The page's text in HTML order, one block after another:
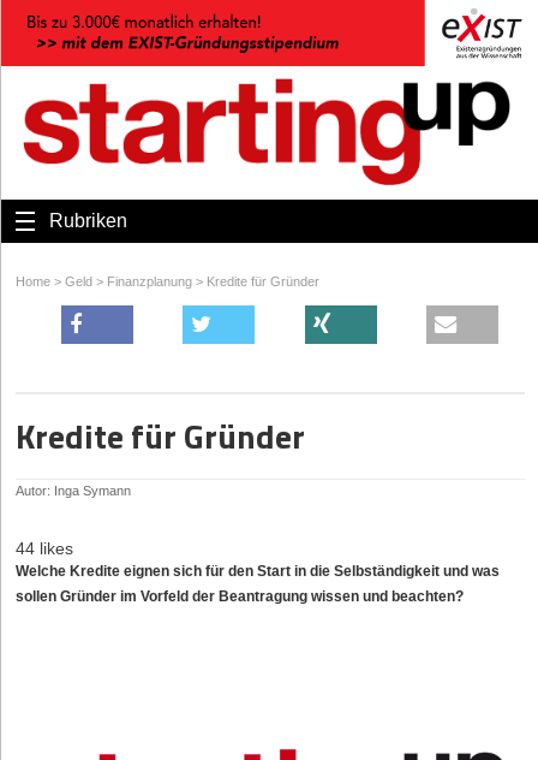
Rubriken
Home > Geld > Finanzplanung > Kredite für Gründer
Kredite für Gründer
Autor: Inga Symann
44 likes
Welche Kredite eignen sich für den Start in die Selbständigkeit und was
sollen Gründer im Vorfeld der Beantragung wissen und beachten?